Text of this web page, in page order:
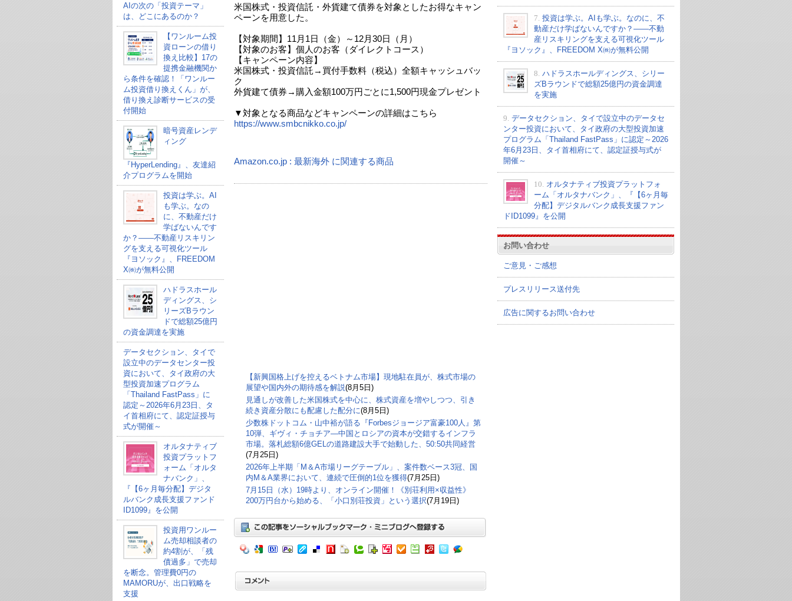
AIの次の「投資テーマ」
は、どこにあるのか？
【ワンルーム投
資ローンの借り
換え比較】17の
提携金融機関か
ら条件を確認！「ワンルー
ム投資借り換えくん」が、
借り換え診断サービスの受
付開始
暗号資産レンデ
ィング
『HyperLending』、友達紹
介プログラムを開始
投資は学ぶ。AI
も学ぶ。なの
に、不動産だけ
学ばないんです
か？——不動産リスキリン
グを支える可視化ツール
『ヨソック』、FREEDOM
X㈱が無料公開
ハドラスホール
ディングス、シ
リーズBラウン
ドで総額25億円
の資金調達を実施
データセクション、タイで
設立中のデータセンター投
資において、タイ政府の大
型投資加速プログラム
「Thailand FastPass」に
認定～2026年6月23日、タ
イ首相府にて、認定証授与
式が開催～
オルタナティブ
投資プラットフ
ォーム「オルタ
ナバンク」、
『【6ヶ月毎分配】デジタ
ルバンク成長支援ファンド
ID1099』を公開
投資用ワンルー
ム売却相談者の
約4割が、「残
債過多」で売却
を断念。管理費0円の
MAMORUが、出口戦略を
支援
米国株式・投資信託・外貨建て債券を対象としたお得なキャン
ペーンを用意した。
【対象期間】11月1日（金）～12月30日（月）
【対象のお客】個人のお客（ダイレクトコース）
【キャンペーン内容】
米国株式・投資信託→買付手数料（税込）全額キャッシュバッ
ク
外貨建て債券→購入金額100万円ごとに1,500円現金プレゼント
▼対象となる商品などキャンペーンの詳細はこちら
https://www.smbcnikko.co.jp/
Amazon.co.jp : 最新海外 に関連する商品
【新興国格上げを控えるベトナム市場】現地駐在員が、株式市場の
展望や国内外の期待感を解説(8月5日)
見通しが改善した米国株式を中心に、株式資産を増やしつつ、引き
続き資産分散にも配慮した配分に(8月5日)
少数株ドットコム・山中裕が語る『Forbesジョージア富豪100人』第
10弾、ギヴィ・チョチア―中国とロシアの資本が交錯するインフラ
市場。落札総額6億GELの道路建設大手で始動した、50:50共同経営
(7月25日)
2026年上半期「M＆A市場リーグテーブル」、案件数ベース3冠、国
内M＆A業界において、連続で圧倒的1位を獲得(7月25日)
7月15日（水）19時より、オンライン開催！《別荘利用×収益性》
200万円台から始める、「小口別荘投資」という選択(7月19日)
7. 投資は学ぶ。AIも学ぶ。なのに、不
動産だけ学ばないんですか？——不動
産リスキリングを支える可視化ツール
『ヨソック』、FREEDOM X㈱が無料公開
8. ハドラスホールディングス、シリー
ズBラウンドで総額25億円の資金調達
を実施
9. データセクション、タイで設立中のデータセ
ンター投資において、タイ政府の大型投資加速
プログラム「Thailand FastPass」に認定～2026
年6月23日、タイ首相府にて、認定証授与式が
開催～
10. オルタナティブ投資プラットフォ
ーム「オルタナバンク」、『【6ヶ月毎
分配】デジタルバンク成長支援ファン
ドID1099』を公開
お問い合わせ
ご意見・ご感想
プレスリリース送付先
広告に関するお問い合わせ